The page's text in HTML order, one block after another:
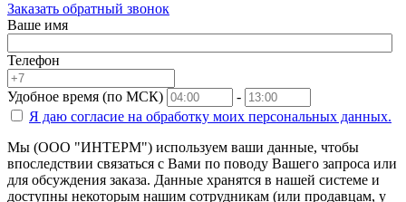
Заказать обратный звонок
Ваше имя
Телефон
Удобное время (по МСК)
-
Я даю согласие на обработку моих персональных данных.
Мы (ООО "ИНТЕРМ") используем ваши данные, чтобы
впоследствии связаться с Вами по поводу Вашего запроса или
для обсуждения заказа. Данные хранятся в нашей системе и
доступны некоторым нашим сотрудникам (или продавцам, у